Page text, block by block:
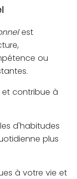
est
ou
contribue à
d'habitudes
plus
à votre vie et